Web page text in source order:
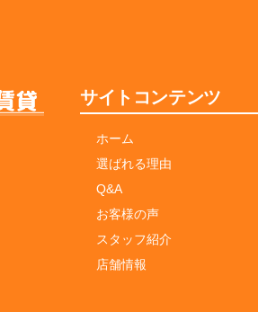
サイトコンテンツ
ホーム
選ばれる理由
Q&A
お客様の声
スタッフ紹介
店舗情報